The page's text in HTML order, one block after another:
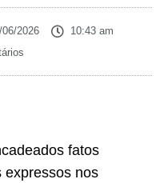
06/2026
10:43 am
fatos
expressos nos